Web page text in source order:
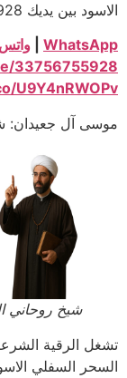
الاسود بين يديك 0033756755928
WhatsApp
33756755928
U9Y4nRWOPv
موسى آل جعيدان:
شيخ روحاني
تشغل الرقية
السحر السفلي